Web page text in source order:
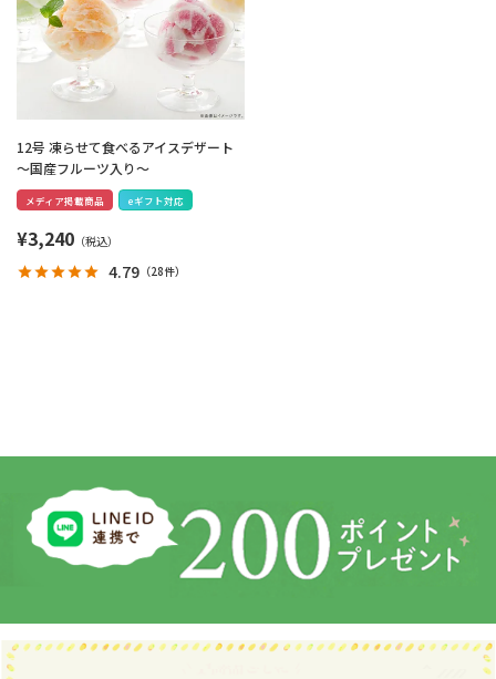
12号 凍らせて食べるアイスデザート
～国産フルーツ入り～
メディア掲載商品 eギフト対応
¥3,240
4.79 （28件）